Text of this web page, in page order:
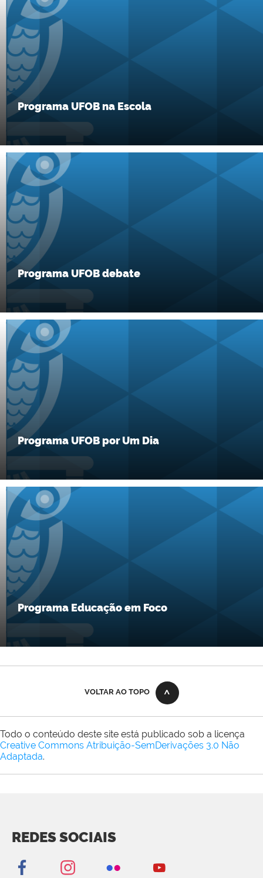
Programa UFOB na Escola
Programa UFOB debate
Programa UFOB por Um Dia
Programa Educação em Foco
VOLTAR AO TOPO
Todo o conteúdo deste site está publicado sob a licença
Creative Commons Atribuição-SemDerivações 3.0 Não
Adaptada.
REDES SOCIAIS